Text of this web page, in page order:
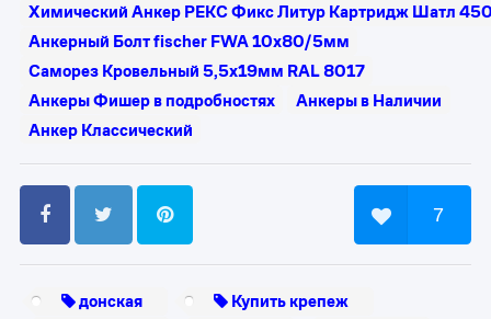
Химический Анкер РЕКС Фикс Литур Картридж Шатл
Анкерный Болт fischer FWA 10x80/5мм
Саморез Кровельный 5,5x19мм RAL 8017
Анкеры Фишер в подробностях
Анкеры в Наличии
Анкер Классический
7
донская
Купить крепеж